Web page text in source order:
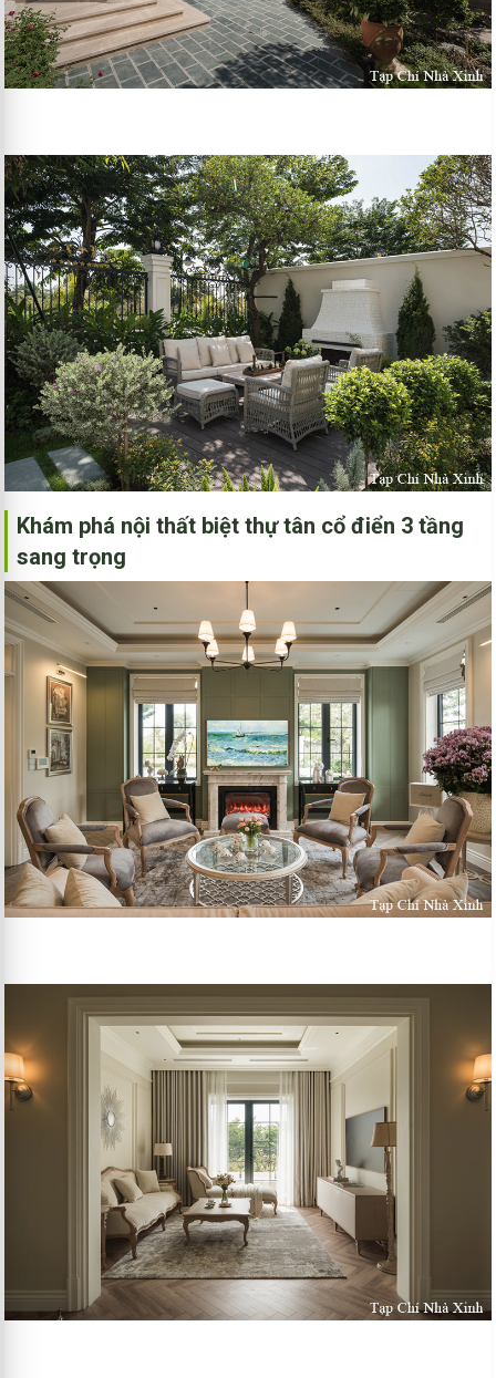
Khám phá nội thất biệt thự tân cổ điển 3 tầng
sang trọng